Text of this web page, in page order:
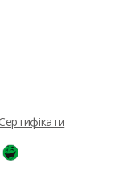
Сертифікати